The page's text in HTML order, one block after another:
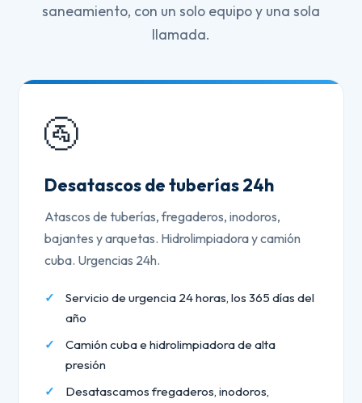
saneamiento, con un solo equipo y una sola
llamada.
🚰
Desatascos de tuberías 24h
Atascos de tuberías, fregaderos, inodoros,
bajantes y arquetas. Hidrolimpiadora y camión
cuba. Urgencias 24h.
Servicio de urgencia 24 horas, los 365 días del
año
Camión cuba e hidrolimpiadora de alta
presión
Desatascamos fregaderos, inodoros,